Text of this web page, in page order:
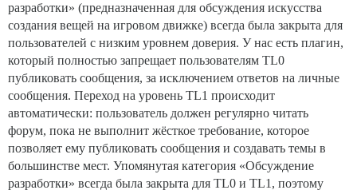
разработки» (предназначенная для обсуждения искусства
создания вещей на игровом движке) всегда была закрыта для
пользователей с низким уровнем доверия. У нас есть плагин,
который полностью запрещает пользователям TL0
публиковать сообщения, за исключением ответов на личные
сообщения. Переход на уровень TL1 происходит
автоматически: пользователь должен регулярно читать
форум, пока не выполнит жёсткое требование, которое
позволяет ему публиковать сообщения и создавать темы в
большинстве мест. Упомянутая категория «Обсуждение
разработки» всегда была закрыта для TL0 и TL1, поэтому